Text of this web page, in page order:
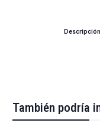
Descripción
También podría